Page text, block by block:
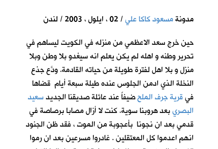
مدونةمسعود كاكا علي/ 02 ، ايلول ، 2003 / لندن
حين خرج سعد الاعظمي من منزله في الكويت ليساهم في
تحرير وطنه و اهله لم يكن يعلم انه سيغدو بلا وطن وبلا
منزل و بلا اهل لفترة طويلة من حياته القادمة. ودَّع جذع
النخلة الذي ادمن الجلوس عنده طيلة سبعة أيام قضاها
فيقرية جرف الملحضيفاً عند عائلة صديقنا الجديدسعيد
البصريبعد هروبنا سوية. كنت لا أزال مصابا برصاصة في
قدمي بعد ان نجونا بأعجوبة من الموت ، فقد ظن الجنود
انهم اعدموا كل المعتقلين . غادروا مسرعين بعد ان رموا